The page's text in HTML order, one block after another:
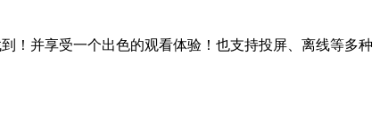
！并享受一个出色的观看体验！也支持投屏、离线等多种